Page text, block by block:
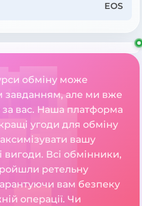
EOS
обміну може
завданням, але ми вже
вас. Наша платформа
угоди для обміну
вашу
вигоди. Всі обмінники,
ретельну
вам безпеку
операції. Чи